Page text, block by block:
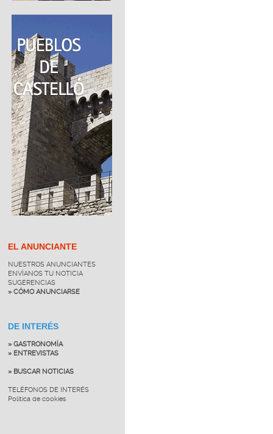
EL ANUNCIANTE
NUESTROS ANUNCIANTES
ENVÍANOS TU NOTICIA
SUGERENCIAS
» CÓMO ANUNCIARSE
DE INTERÉS
» GASTRONOMÍA
» ENTREVISTAS
» BUSCAR NOTICIAS
TELÉFONOS DE INTERÉS
Política de cookies